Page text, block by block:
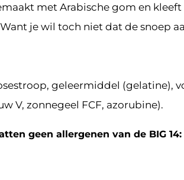
met Arabische gom en
je wil toch niet dat de snoep
geleermiddel (gelatine),
V, zonnegeel FCF, azorubine).
geen allergenen van de BIG 14: